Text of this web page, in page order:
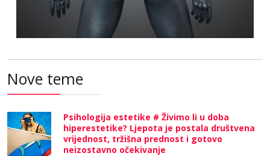
Nove teme
Psihologija estetike # Živimo li u doba
hiperestetike? Ljepota je postala društvena
vrijednost, tržišna prednost i gotovo
neizostavno očekivanje